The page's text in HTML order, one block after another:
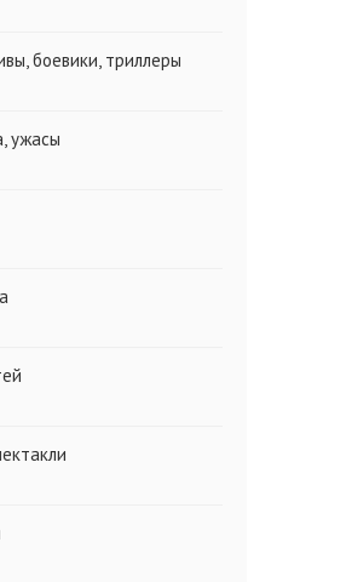
боевики, триллеры
ужасы